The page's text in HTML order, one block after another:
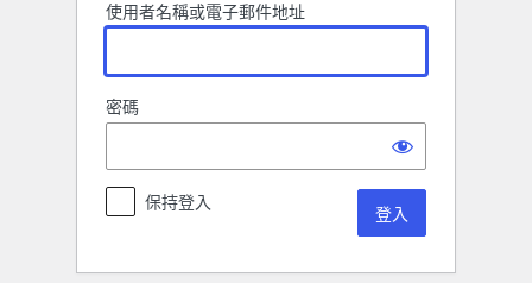
使用者名稱或電子郵件地址
密碼
保持登入